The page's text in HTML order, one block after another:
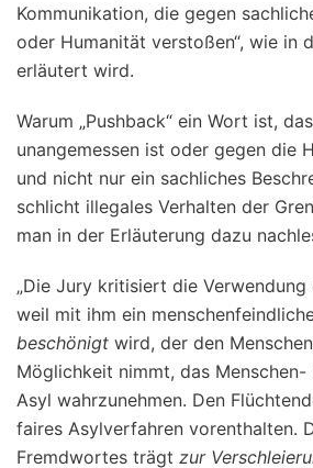
Kommunikation, die gegen
oder Humanität verstoßen“, wie in
erläutert wird.
Warum „Pushback“ ein Wort ist,
unangemessen ist oder gegen die
und nicht nur ein sachliches
schlicht illegales Verhalten der
man in der Erläuterung dazu
„Die Jury kritisiert die Verwendung
weil mit ihm ein
beschönigt wird, der den
Möglichkeit nimmt, das
Asyl wahrzunehmen. Den
faires Asylverfahren vorenthalten.
Fremdwortes trägt zur